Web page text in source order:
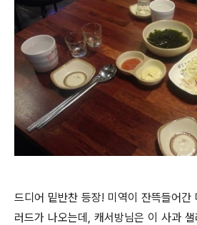
드디어 밑반찬 등장! 미역이 잔뜩들어간
러드가 나오는데, 캐서방님은 이 사과